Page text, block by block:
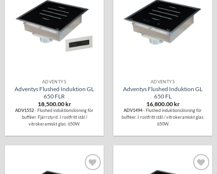
Lägg till i
önskelistan
ADVENTYS
Adventys Flushed Induktion GL
650 FLR
18,500.00 kr
ADV1552- Flushed induktionslösning för
bufféer. Fjärrstyrd. I rostfritt stål /
vitrokeramiskt glas. 650W.
Lägg till i
önskelistan
ADVENTYS
Adventys Flushed Induktion GL
650 FL
16,800.00 kr
ADV1494- Flushed induktionslösning för
bufféer. I rostfritt stål / vitrokeramiskt glas.
650W.